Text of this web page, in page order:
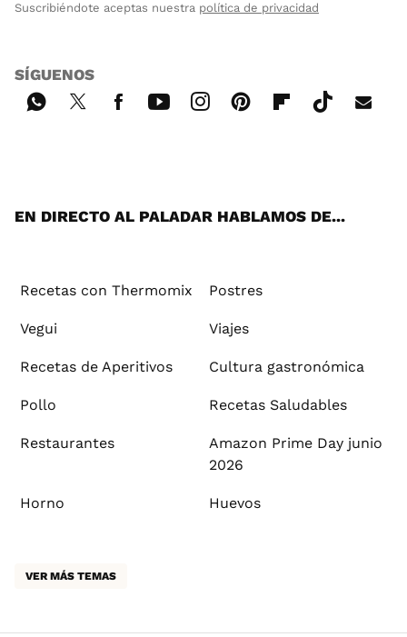
Suscribiéndote aceptas nuestra política de privacidad
SÍGUENOS
EN DIRECTO AL PALADAR HABLAMOS DE...
Recetas con Thermomix Postres
Vegui Viajes
Recetas de Aperitivos Cultura gastronómica
Pollo Recetas Saludables
Restaurantes
Amazon Prime Day junio
2026
Horno Huevos
VER MÁS TEMAS